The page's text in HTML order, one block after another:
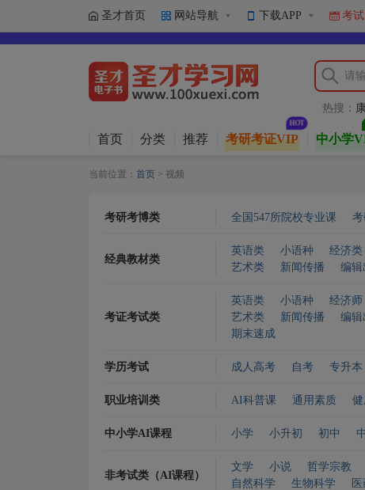
圣才首页 网站导航 下载APP 考
热搜：
首页 分类 推荐 考研考证VIP 中小学
当前位置： 首页 > 视频
考研考博类 全国547所院校专业课
经典教材类
英语类 小语种 经济类
艺术类
新闻传播 编辑
考证考试类
英语类 小语种 经济师
艺术类
新闻传播 编辑
期末速成
学历考试 成人高考 自考 专升本
职业培训类 AI科普课 通用素质
中小学AI课程 小学 小升初 初中
非考试类（AI课程）
文学 小说 哲学宗教
自然科学
生物科学